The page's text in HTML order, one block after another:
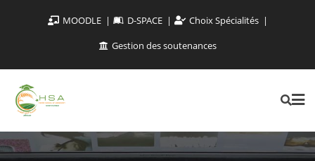
MOODLE D-SPACE
Choix Spécialités
Gestion des soutenances